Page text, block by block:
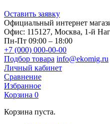
Оставить заявку
Официальный интернет
Офис: 115127, Москва, 1-й
Пн-Пт 09:00 – 18:00
+7 (000) 000-00-00
Подбор товара info@ekomig.ru
Личный кабинет
Сравнение
Избранное
Корзина 0
Корзина пуста.